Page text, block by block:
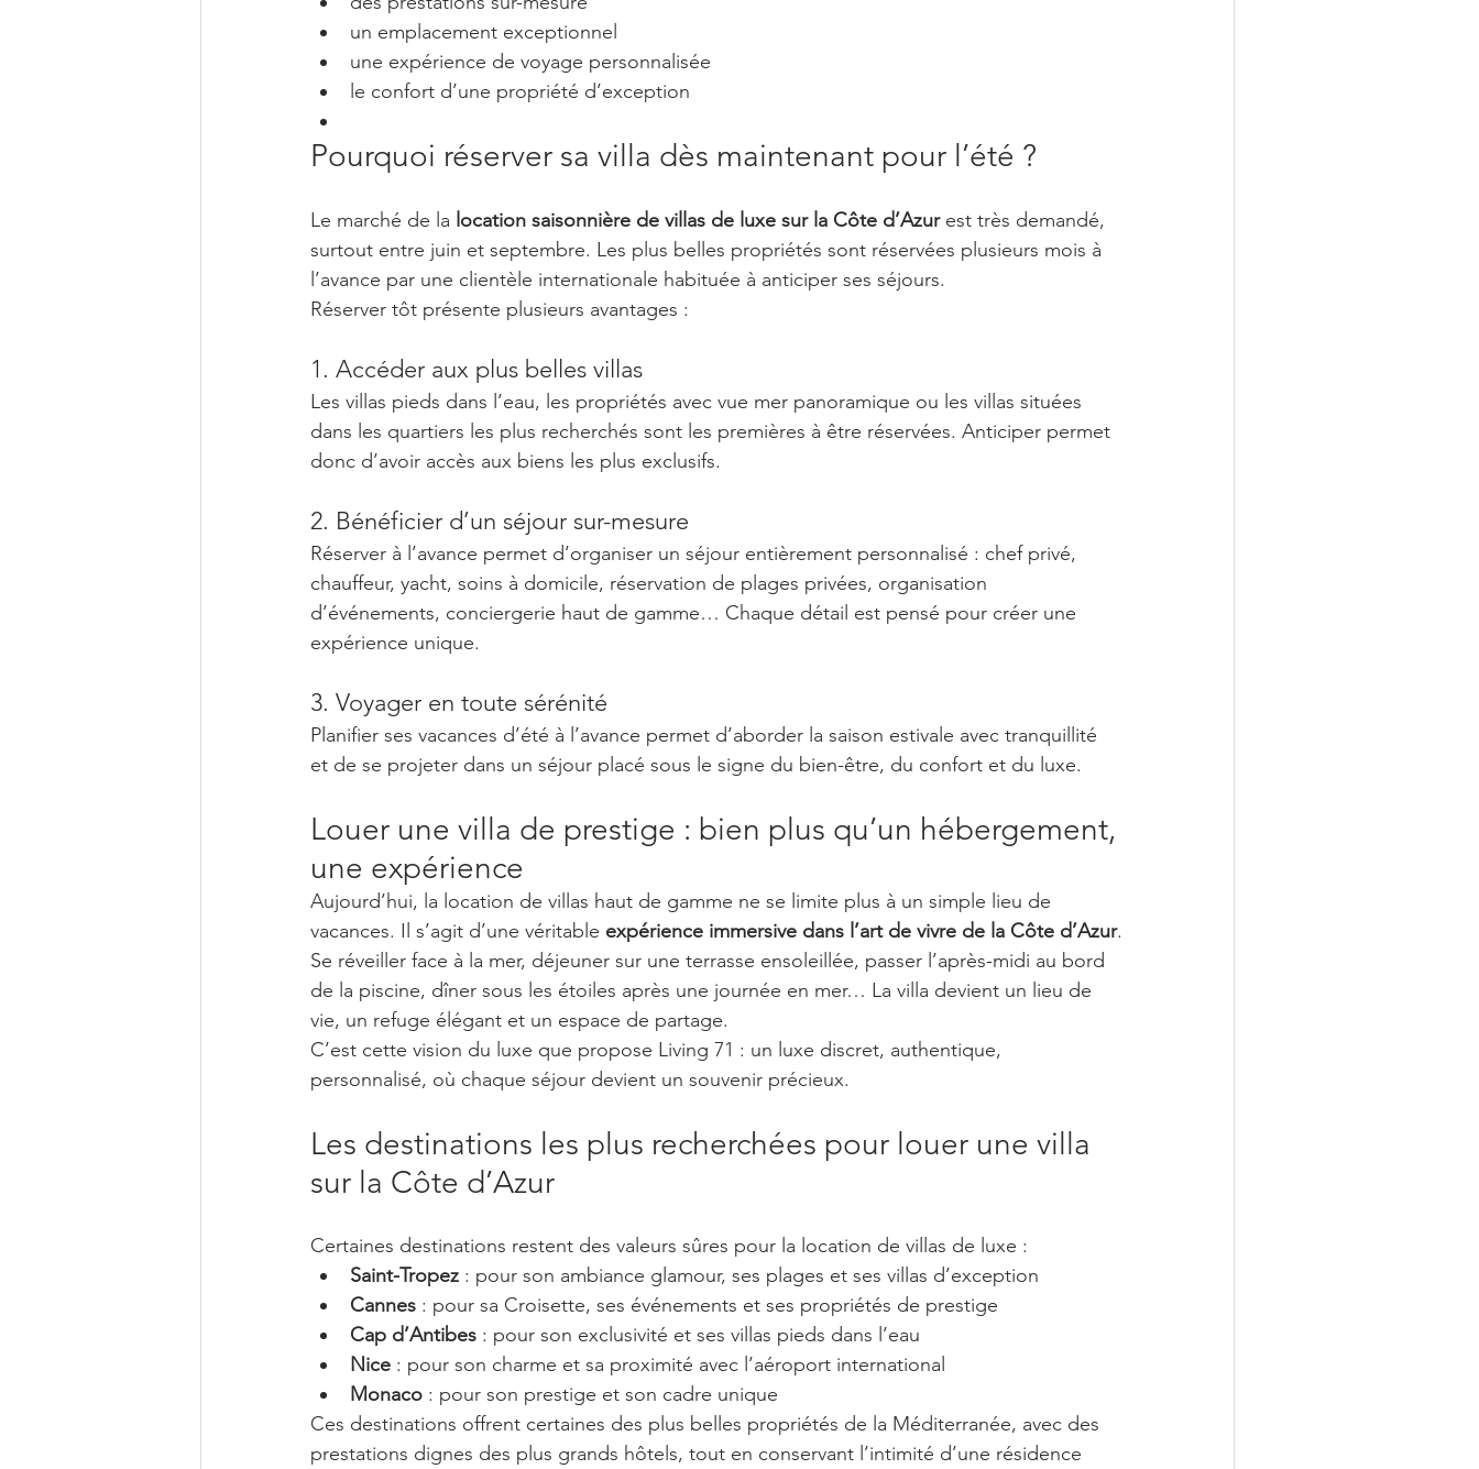
un emplacement exceptionnel
une expérience de voyage personnalisée
le confort d’une propriété d’exception
Pourquoi réserver sa villa dès maintenant pour l’été ?
Le marché de la location saisonnière de villas de luxe sur la Côte d’Azur est très demandé,
surtout entre juin et septembre. Les plus belles propriétés sont réservées plusieurs mois à
l’avance par une clientèle internationale habituée à anticiper ses séjours.
Réserver tôt présente plusieurs avantages :
1. Accéder aux plus belles villas
Les villas pieds dans l’eau, les propriétés avec vue mer panoramique ou les villas situées
dans les quartiers les plus recherchés sont les premières à être réservées. Anticiper permet
donc d’avoir accès aux biens les plus exclusifs.
2. Bénéficier d’un séjour sur-mesure
Réserver à l’avance permet d’organiser un séjour entièrement personnalisé : chef privé,
chauffeur, yacht, soins à domicile, réservation de plages privées, organisation
d’événements, conciergerie haut de gamme… Chaque détail est pensé pour créer une
expérience unique.
3. Voyager en toute sérénité
Planifier ses vacances d’été à l’avance permet d’aborder la saison estivale avec tranquillité
et de se projeter dans un séjour placé sous le signe du bien-être, du confort et du luxe.
Louer une villa de prestige : bien plus qu’un hébergement,
une expérience
Aujourd’hui, la location de villas haut de gamme ne se limite plus à un simple lieu de
vacances. Il s’agit d’une véritable expérience immersive dans l’art de vivre de la Côte d’Azur.
Se réveiller face à la mer, déjeuner sur une terrasse ensoleillée, passer l’après-midi au bord
de la piscine, dîner sous les étoiles après une journée en mer… La villa devient un lieu de
vie, un refuge élégant et un espace de partage.
C’est cette vision du luxe que propose Living 71 : un luxe discret, authentique,
personnalisé, où chaque séjour devient un souvenir précieux.
Les destinations les plus recherchées pour louer une villa
sur la Côte d’Azur
Certaines destinations restent des valeurs sûres pour la location de villas de luxe :
Saint-Tropez : pour son ambiance glamour, ses plages et ses villas d’exception
Cannes : pour sa Croisette, ses événements et ses propriétés de prestige
Cap d’Antibes : pour son exclusivité et ses villas pieds dans l’eau
Nice : pour son charme et sa proximité avec l’aéroport international
Monaco : pour son prestige et son cadre unique
Ces destinations offrent certaines des plus belles propriétés de la Méditerranée, avec des
prestations dignes des plus grands hôtels, tout en conservant l’intimité d’une résidence